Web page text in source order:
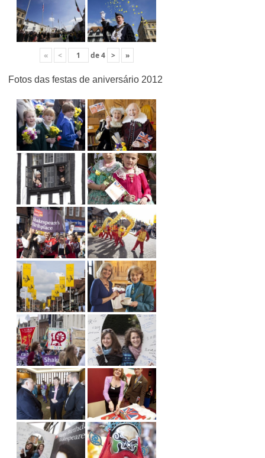
« < de4 > »
Fotos das festas de aniversário 2012